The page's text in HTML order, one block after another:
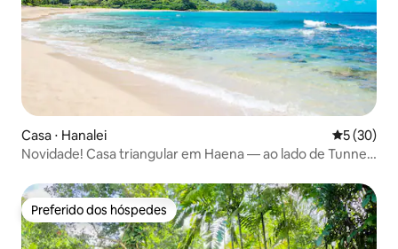
Casa ⋅ Hanalei 5 de uma
5 (30)
Novidade! Casa triangular em Haena — ao lado de Tunnels
Preferido dos hóspedes
Preferido dos hóspedes